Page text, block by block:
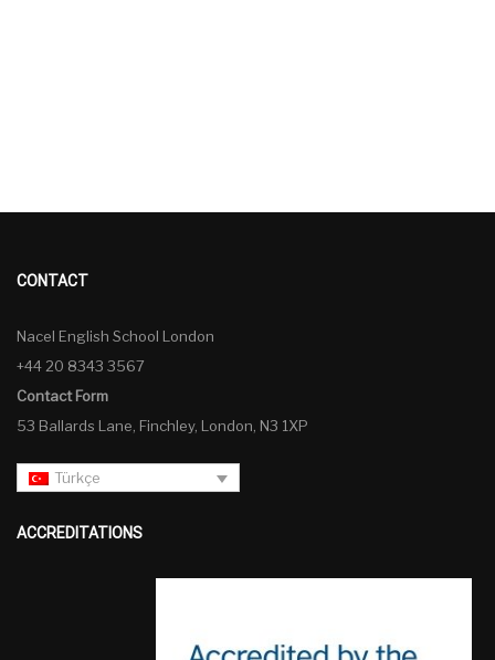
CONTACT
Nacel English School London
+44 20 8343 3567
Contact Form
53 Ballards Lane, Finchley, London, N3 1XP
Türkçe
ACCREDITATIONS